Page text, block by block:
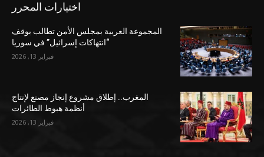
اختيارات المحرر
المجموعة العربية بمجلس الأمن تطالب بوقف
“انتهاكات إسرائيل” في سوريا
فبراير 13, 2026
المغرب.. إطلاق مشروع إنجاز مصنع لإنتاج
أنظمة هبوط الطائرات
فبراير 13, 2026